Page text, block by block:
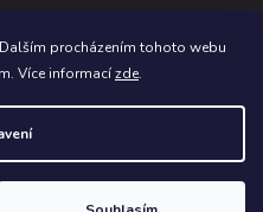
procházením tohoto webu
Více informacízde.
. Všechna práva vyhrazena.
.